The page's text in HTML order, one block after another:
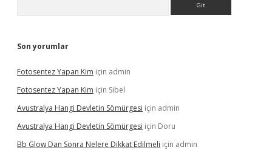
Son yorumlar
Fotosentez Yapan Kim için admin
Fotosentez Yapan Kim için Sibel
Avustralya Hangi Devletin Sömürgesi için admin
Avustralya Hangi Devletin Sömürgesi için Doru
Bb Glow Dan Sonra Nelere Dikkat Edilmeli için admin